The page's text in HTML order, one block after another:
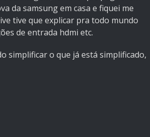
da samsung em casa e fiquei me
tive que explicar pra todo mundo
de entrada hdmi etc.
simplificar o que já está simplificado,